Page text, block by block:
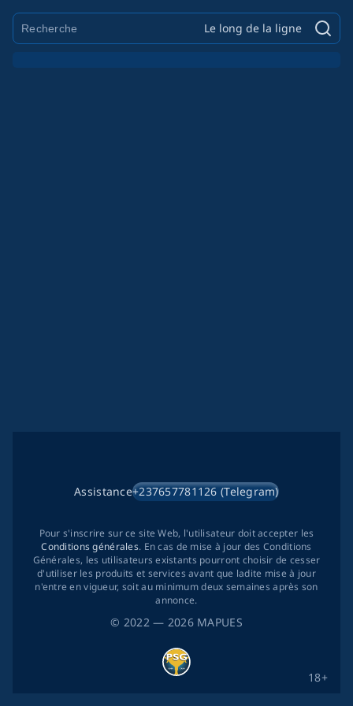
Le long de la ligne
© 2022— 2026 MAPUES
Assistance+237657781126 (Telegram)
18+
Pour s'inscrire sur ce site Web, l'utilisateur doit accepter les
Conditions générales. En cas de mise à jour des Conditions
Générales, les utilisateurs existants pourront choisir de cesser
d'utiliser les produits et services avant que ladite mise à jour
n'entre en vigueur, soit au minimum deux semaines après son
annonce.